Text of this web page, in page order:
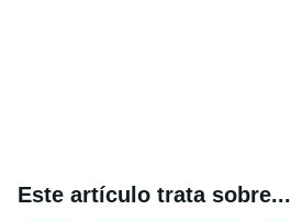
Este artículo trata sobre...